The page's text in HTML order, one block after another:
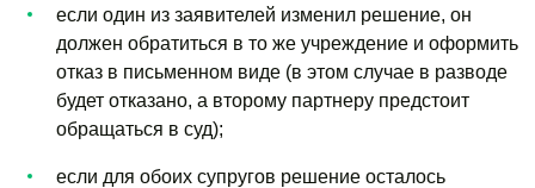
если один из заявителей изменил решение, он
должен обратиться в то же учреждение и оформить
отказ в письменном виде (в этом случае в разводе
будет отказано, а второму партнеру предстоит
обращаться в суд);
если для обоих супругов решение осталось